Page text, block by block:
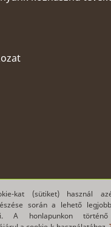
kat (sütiket) használ
során a lehető
A honlapunkon